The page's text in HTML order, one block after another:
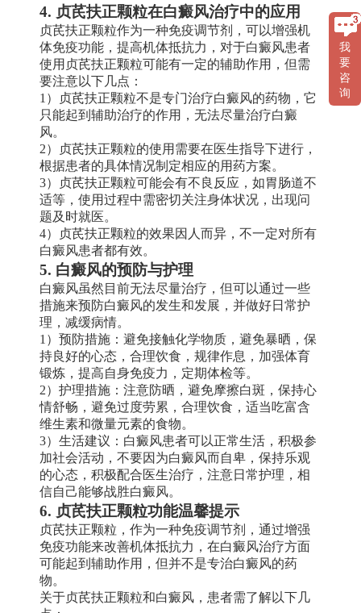
4. 贞芪扶正颗粒在白癜风治疗中的应用
贞芪扶正颗粒作为一种免疫调节剂，可以增强机
体免疫功能，提高机体抵抗力，对于白癜风患者
使用贞芪扶正颗粒可能有一定的辅助作用，但需
要注意以下几点：
1）贞芪扶正颗粒不是专门治疗白癜风的药物，它
只能起到辅助治疗的作用，无法尽量治疗白癜
风。
2）贞芪扶正颗粒的使用需要在医生指导下进行，
根据患者的具体情况制定相应的用药方案。
3）贞芪扶正颗粒可能会有不良反应，如胃肠道不
适等，使用过程中需密切关注身体状况，出现问
题及时就医。
4）贞芪扶正颗粒的效果因人而异，不一定对所有
白癜风患者都有效。
5. 白癜风的预防与护理
白癜风虽然目前无法尽量治疗，但可以通过一些
措施来预防白癜风的发生和发展，并做好日常护
理，减缓病情。
1）预防措施：避免接触化学物质，避免暴晒，保
持良好的心态，合理饮食，规律作息，加强体育
锻炼，提高自身免疫力，定期体检等。
2）护理措施：注意防晒，避免摩擦白斑，保持心
情舒畅，避免过度劳累，合理饮食，适当吃富含
维生素和微量元素的食物。
3）生活建议：白癜风患者可以正常生活，积极参
加社会活动，不要因为白癜风而自卑，保持乐观
的心态，积极配合医生治疗，注意日常护理，相
信自己能够战胜白癜风。
6. 贞芪扶正颗粒功能温馨提示
贞芪扶正颗粒，作为一种免疫调节剂，通过增强
免疫功能来改善机体抵抗力，在白癜风治疗方面
可能起到辅助作用，但并不是专治白癜风的药
物。
关于贞芪扶正颗粒和白癜风，患者需了解以下几
我
要
咨
询